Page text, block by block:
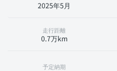
2025年5月
走行距離
0.7万km
予定納期